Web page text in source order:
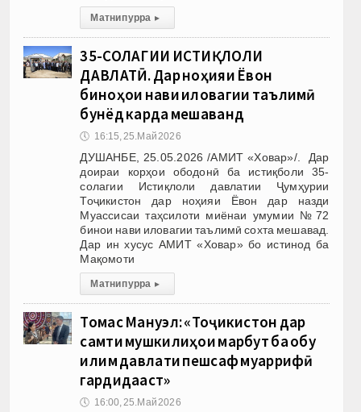
Матни пурра ▸
35-СОЛАГИИ ИСТИҚЛОЛИ
ДАВЛАТӢ. Дар ноҳияи Ёвон
биноҳои нави иловагии таълимӣ
бунёд карда мешаванд
🕔 16:15, 25.Май 2026
ДУШАНБЕ, 25.05.2026 /АМИТ «Ховар»/. Дар
доираи корҳои ободонӣ ба истиқболи 35-
солагии Истиқлоли давлатии Ҷумҳурии
Тоҷикистон дар ноҳияи Ёвон дар назди
Муассисаи таҳсилоти миёнаи умумии №72
бинои нави иловагии таълимӣ сохта мешавад.
Дар ин хусус АМИТ «Ховар» бо истинод ба
Мақомоти
Матни пурра ▸
Томас Мануэл: «Тоҷикистон дар
самти мушкилиҳои марбут ба обу
иқлим давлати пешсаф муаррифӣ
гардидааст»
🕔 16:00, 25.Май 2026